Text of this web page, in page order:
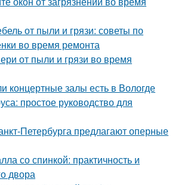
от пыли и грязи: советы по
во время ремонта
от пыли и грязи во время
концертные залы есть в Вологде
простое руководство для
Петербурга предлагают оперные
со спинкой: практичность и
двора